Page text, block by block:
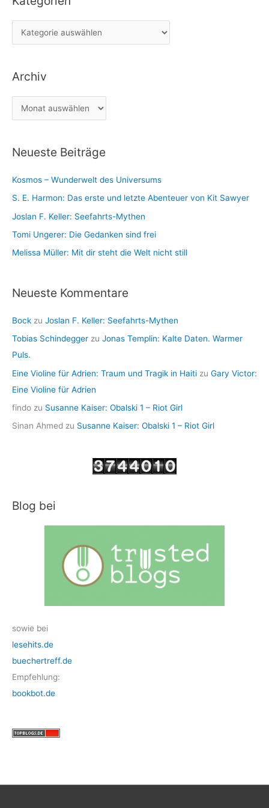
c
h
a
e
e
Archiv
r
h
v
Neueste Beiträge
Kosmos – Wunderwelt des Universums
S. E. Harmon: Das erste und letzte Abenteuer von Kit Sawyer
Joslan F. Keller: Seefahrts-Mythen
Tomi Ungerer: Die Gedanken sind frei
Melissa Müller: Mit dir steht die Welt nicht still
Neueste Kommentare
Bock zu Joslan F. Keller: Seefahrts-Mythen
Tobias Schindegger zu Jonas Templin: Kalte Daten. Warmer
Puls.
Eine Violine für Adrien: Traum und Tragik in Haiti zu Gary Victor:
Eine Violine für Adrien
findo zu Susanne Kaiser: Obalski 1 – Riot Girl
Sinan Ahmed zu Susanne Kaiser: Obalski 1 – Riot Girl
Blog bei
sowie bei
lesehits.de
buechertreff.de
Empfehlung:
bookbot.de